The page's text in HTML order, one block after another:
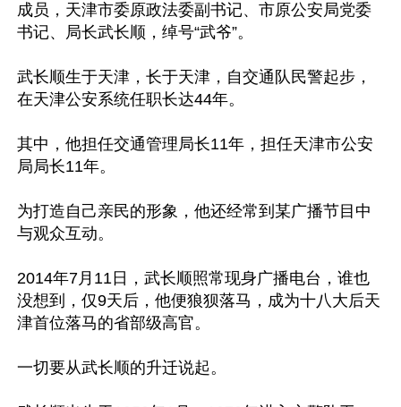
成员，天津市委原政法委副书记、市原公安局党委
书记、局长武长顺，绰号“武爷”。
武长顺生于天津，长于天津，自交通队民警起步，
在天津公安系统任职长达44年。
其中，他担任交通管理局长11年，担任天津市公安
局局长11年。
为打造自己亲民的形象，他还经常到某广播节目中
与观众互动。
2014年7月11日，武长顺照常现身广播电台，谁也
没想到，仅9天后，他便狼狈落马，成为十八大后天
津首位落马的省部级高官。
一切要从武长顺的升迁说起。